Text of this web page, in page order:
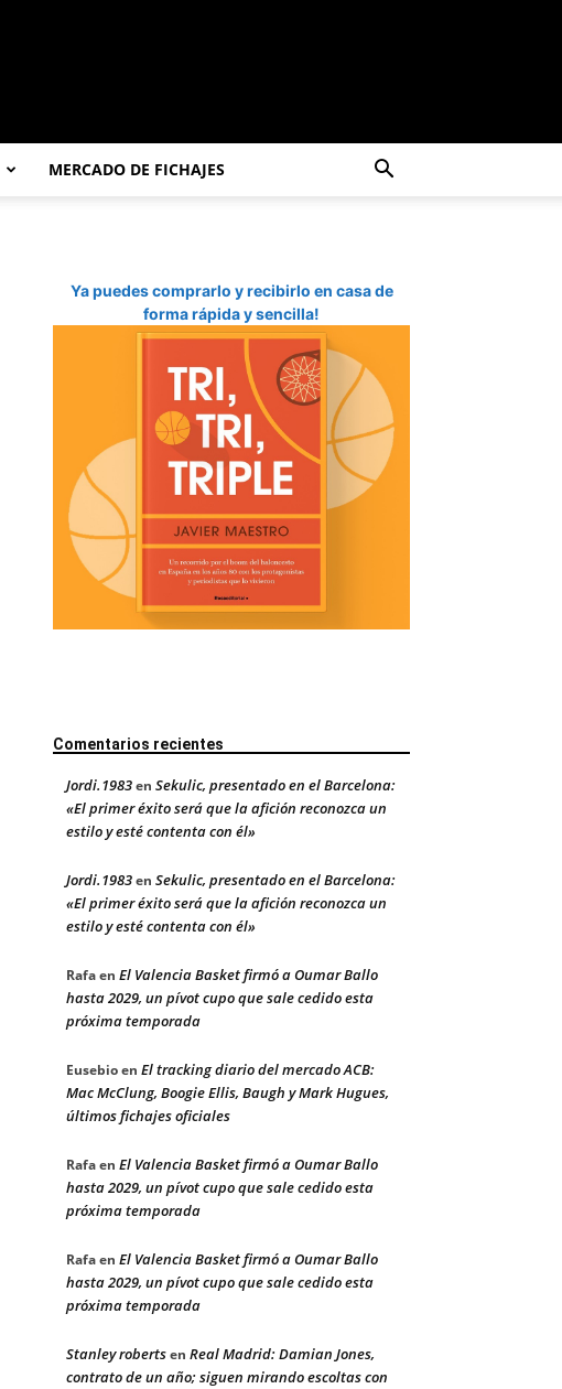
MERCADO DE FICHAJES
Ya puedes comprarlo y recibirlo en casa de
forma rápida y sencilla!
Comentarios recientes
Jordi.1983en Sekulic, presentado en el Barcelona:
«El primer éxito será que la afición reconozca un
estilo y esté contenta con él»
Jordi.1983en Sekulic, presentado en el Barcelona:
«El primer éxito será que la afición reconozca un
estilo y esté contenta con él»
Rafaen El Valencia Basket firmó a Oumar Ballo
hasta 2029, un pívot cupo que sale cedido esta
próxima temporada
Eusebioen El tracking diario del mercado ACB:
Mac McClung, Boogie Ellis, Baugh y Mark Hugues,
últimos fichajes oficiales
Rafaen El Valencia Basket firmó a Oumar Ballo
hasta 2029, un pívot cupo que sale cedido esta
próxima temporada
Rafaen El Valencia Basket firmó a Oumar Ballo
hasta 2029, un pívot cupo que sale cedido esta
próxima temporada
Stanley robertsen Real Madrid: Damian Jones,
contrato de un año; siguen mirando escoltas con